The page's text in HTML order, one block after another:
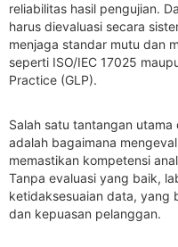
reliabilitas hasil pengujian.
harus dievaluasi secara
menjaga standar mutu dan
seperti ISO/IEC 17025
Practice (GLP).
Salah satu tantangan
adalah bagaimana
memastikan kompetensi
Tanpa evaluasi yang baik,
ketidaksesuaian data, yang
dan kepuasan pelanggan.